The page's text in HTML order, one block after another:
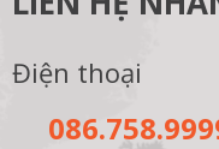
Điện thoại